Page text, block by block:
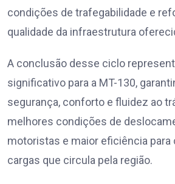
condições de trafegabilidade e
qualidade da infraestrutura
A conclusão desse ciclo
significativo para a MT-130,
segurança, conforto e fluidez ao
melhores condições de
motoristas e maior eficiência para
cargas que circula pela região.